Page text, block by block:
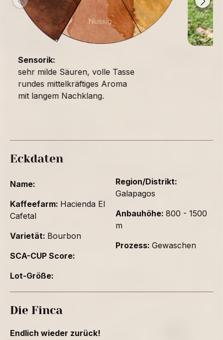
Sensorik:
sehr milde Säuren, volle Tasse
rundes mittelkräftiges Aroma
mit langem Nachklang.
Eckdaten
Name:
Kaffeefarm: Hacienda El
Cafetal
Varietät: Bourbon
SCA-CUP Score:
Lot-Größe:
Region/Distrikt:
Galapagos
Anbauhöhe: 800 - 1500
m
Prozess: Gewaschen
Die Finca
Endlich wieder zurück!